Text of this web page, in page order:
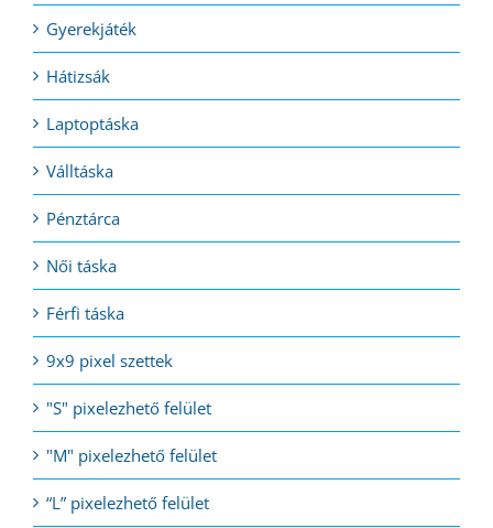
Gyerekjáték
Hátizsák
Laptoptáska
Válltáska
Pénztárca
Női táska
Férfi táska
9x9 pixel szettek
"S" pixelezhető felület
"M" pixelezhető felület
“L” pixelezhető felület